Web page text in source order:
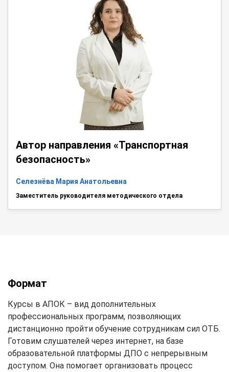
Автор направления «Транспортная
безопасность»
Селезнёва Мария Анатольевна
Заместитель руководителя методического отдела
Формат
Курсы в АПОК – вид дополнительных
профессиональных программ, позволяющих
дистанционно пройти обучение сотрудникам сил ОТБ.
Готовим слушателей через интернет, на базе
образовательной платформы ДПО с непрерывным
доступом. Она помогает организовать процесс